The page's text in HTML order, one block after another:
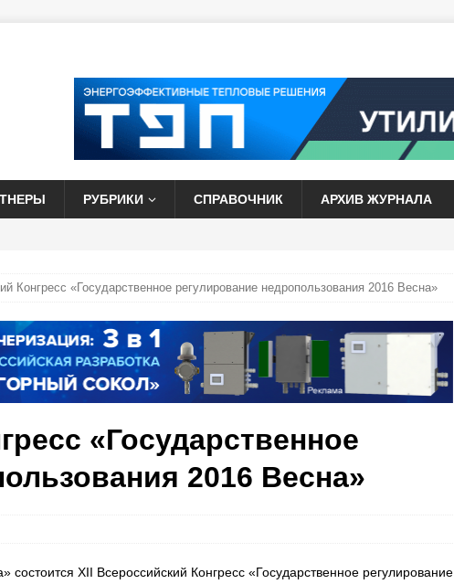
РУБРИКИ СПРАВОЧНИК АРХИВ ЖУРНАЛА
Конгресс «Государственное регулирование недропользования 2016 Весна»
«Государственное
2016 Весна»
ХII Всероссийский Конгресс «Государственное регулирование